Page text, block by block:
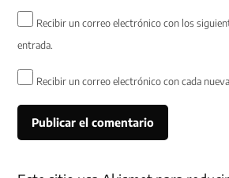
Recibir un correo electrónico con los
entrada.
Recibir un correo electrónico con cada